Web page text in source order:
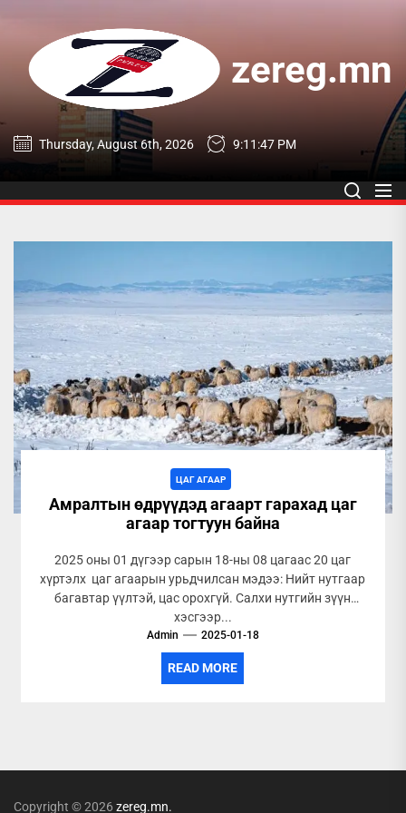
content
zereg.mn
zereg.mn
Thursday, August 6th, 2026 9:11:47 PM
ЦАГ АГААР
Амралтын өдрүүдэд агаарт гарахад цаг
агаар тогтуун байна
2025 оны 01 дүгээр сарын 18-ны 08 цагаас 20 цаг
хүртэлх цаг агаарын урьдчилсан мэдээ: Нийт нутгаар
багавтар үүлтэй, цас орохгүй. Салхи нутгийн зүүн
хэсгээр...
Admin 2025-01-18
READ MORE
Copyright © 2026 zereg.mn.